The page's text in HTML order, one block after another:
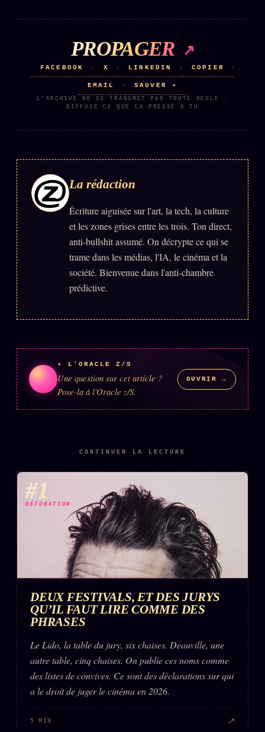
PROPAGER
FACEBOOK · X · LINKEDIN · COPIER ·
EMAIL · SAUVER ✦
L'ARCHIVE NE SE TRANSMET PAS TOUTE SEULE ·
DIFFUSE CE QUE LA PRESSE A TU
La rédaction
Écriture aiguisée sur l'art, la tech, la culture
et les zones grises entre les trois. Ton direct,
anti-bullshit assumé. On décrypte ce qui se
trame dans les médias, l'IA, le cinéma et la
société. Bienvenue dans l'anti-chambre
prédictive.
✦ L'ORACLE Z/S
Une question sur cet article ?
Pose-la à l'Oracle z/S.
OUVRIR →
CONTINUER LA LECTURE
#1
DÉTONATION
DEUX FESTIVALS, ET DES JURYS
QU’IL FAUT LIRE COMME DES
PHRASES
Le Lido, la table du jury, six chaises. Deauville, une
autre table, cinq chaises. On publie ces noms comme
des listes de convives. Ce sont des déclarations sur qui
a le droit de juger le cinéma en 2026.
5 MIN ↗